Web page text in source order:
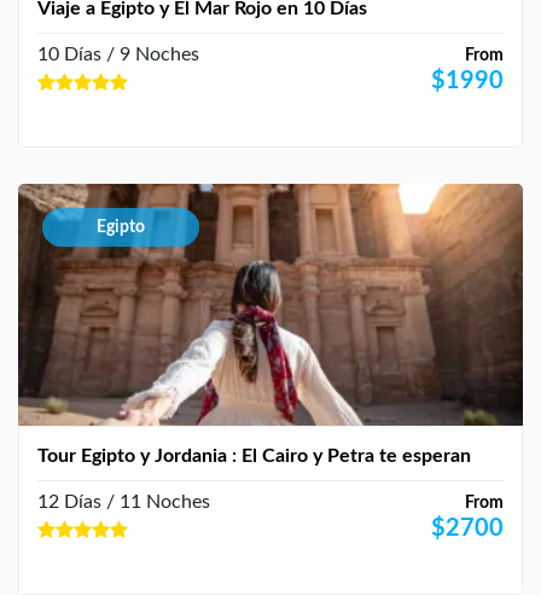
Viaje a Egipto y El Mar Rojo en 10 Días
From
$1990
10 Días / 9 Noches
Egipto
Tour Egipto y Jordania : El Cairo y Petra te esperan
From
$2700
12 Días / 11 Noches